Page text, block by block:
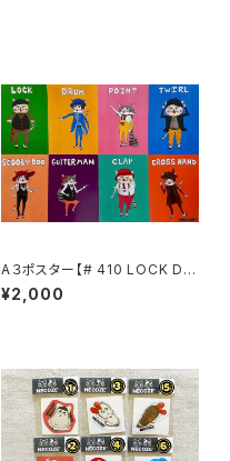
A３ポスター【# 410 LOCK DA
NCE CAT 1】
¥2,000